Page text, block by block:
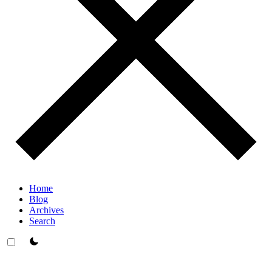
Home
Blog
Archives
Search
theme switcher